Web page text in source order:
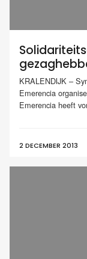
KRALENDIJK –
Emerencia
Emerencia heeft
2 DECEMBER 2013